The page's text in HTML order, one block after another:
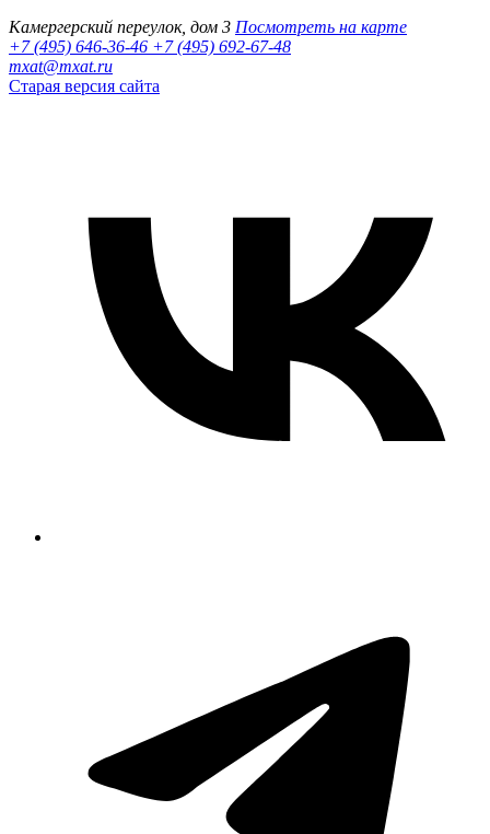
Камергерский переулок, дом 3 Посмотреть на карте
+7 (495) 646-36-46 +7 (495) 692-67-48‬
mxat@mxat.ru
Старая версия сайта